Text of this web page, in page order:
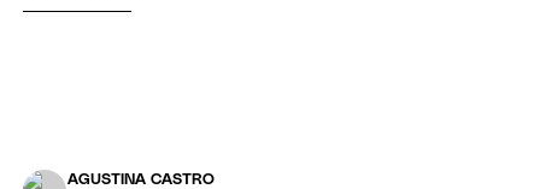
AGUSTINA CASTRO